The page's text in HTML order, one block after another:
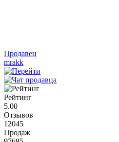
Продавец
mrakk
Рейтинг
5.00
Отзывов
12045
Продаж